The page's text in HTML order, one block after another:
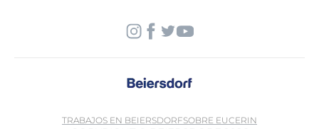
TRABAJOS EN BEIERSDORFSOBRE EUCERIN